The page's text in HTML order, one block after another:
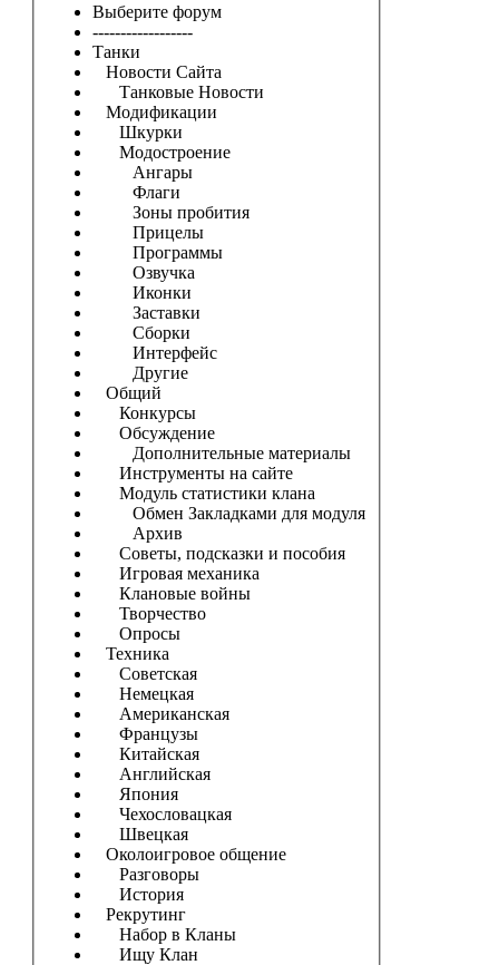
Выберите форум
------------------
Танки
Новости Сайта
Танковые Новости
Модификации
Шкурки
Модостроение
Ангары
Флаги
Зоны пробития
Прицелы
Программы
Озвучка
Иконки
Заставки
Сборки
Интерфейс
Другие
Общий
Конкурсы
Обсуждение
Дополнительные материалы
Инструменты на сайте
Модуль статистики клана
Обмен Закладками для модуля
Архив
Советы, подсказки и пособия
Игровая механика
Клановые войны
Творчество
Опросы
Техника
Советская
Немецкая
Американская
Французы
Китайская
Английская
Япония
Чехословацкая
Швецкая
Околоигровое общение
Разговоры
История
Рекрутинг
Набор в Кланы
Ищу Клан